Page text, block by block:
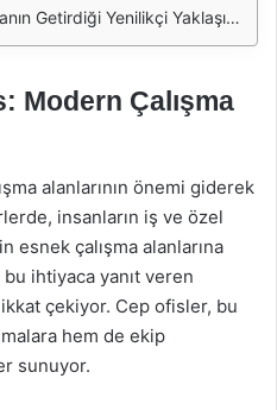
Getirdiği Yenilikçi Yaklaşımlar
Modern Çalışma
alanlarının önemi giderek
insanların iş ve özel
esnek çalışma alanlarına
ihtiyaca yanıt veren
çekiyor. Cep ofisler, bu
hem de ekip
sunuyor.